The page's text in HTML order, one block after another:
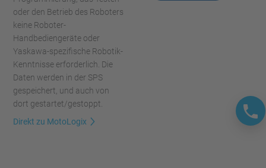
oder den Betrieb des Roboters
keine Roboter-
Handbediengeräte oder
Yaskawa-spezifische Robotik-
Kenntnisse erforderlich. Die
Daten werden in der SPS
gespeichert, und auch von
dort gestartet/gestoppt.
Direkt zu MotoLogix